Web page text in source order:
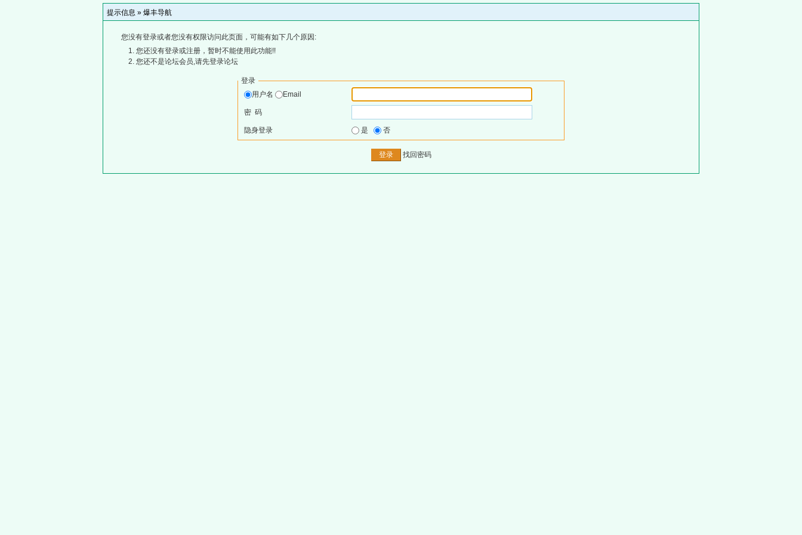
提示信息 » 爆丰导航
您没有登录或者您没有权限访问此页面，可能有如下几个原因:
您还没有登录或注册，暂时不能使用此功能!!
您还不是论坛会员,请先登录论坛
登录
用户名
Email
密 码
隐身登录 是 否
找回密码